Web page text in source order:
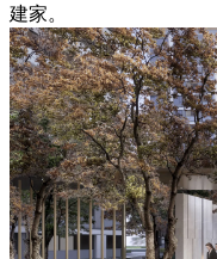
建家。